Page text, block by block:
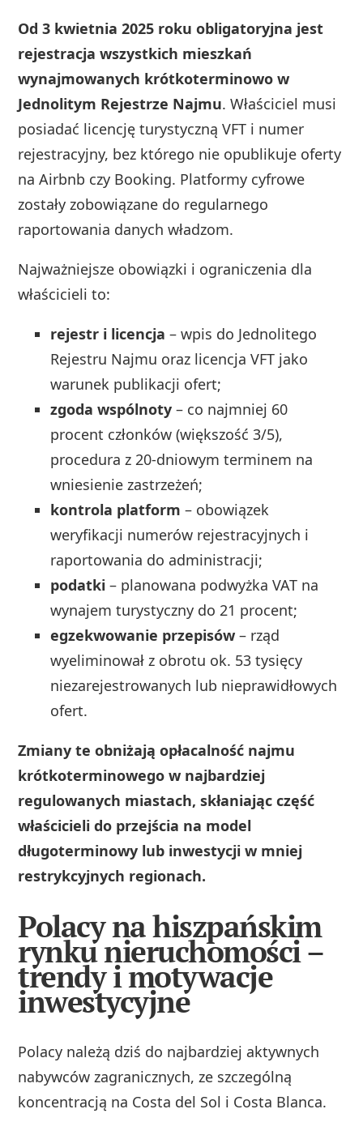
Od 3 kwietnia 2025 roku obligatoryjna jest
rejestracja wszystkich mieszkań
wynajmowanych krótkoterminowo w
Jednolitym Rejestrze Najmu. Właściciel musi
posiadać licencję turystyczną VFT i numer
rejestracyjny, bez którego nie opublikuje oferty
na Airbnb czy Booking. Platformy cyfrowe
zostały zobowiązane do regularnego
raportowania danych władzom.
Najważniejsze obowiązki i ograniczenia dla
właścicieli to:
rejestr i licencja – wpis do Jednolitego
Rejestru Najmu oraz licencja VFT jako
warunek publikacji ofert;
zgoda wspólnoty – co najmniej 60
procent członków (większość 3/5),
procedura z 20-dniowym terminem na
wniesienie zastrzeżeń;
kontrola platform – obowiązek
weryfikacji numerów rejestracyjnych i
raportowania do administracji;
podatki – planowana podwyżka VAT na
wynajem turystyczny do 21 procent;
egzekwowanie przepisów – rząd
wyeliminował z obrotu ok. 53 tysięcy
niezarejestrowanych lub nieprawidłowych
ofert.
Zmiany te obniżają opłacalność najmu
krótkoterminowego w najbardziej
regulowanych miastach, skłaniając część
właścicieli do przejścia na model
długoterminowy lub inwestycji w mniej
restrykcyjnych regionach.
Polacy na hiszpańskim
rynku nieruchomości –
trendy i motywacje
inwestycyjne
Polacy należą dziś do najbardziej aktywnych
nabywców zagranicznych, ze szczególną
koncentracją na Costa del Sol i Costa Blanca.